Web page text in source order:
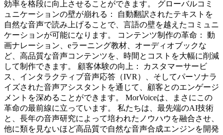
効率を格段に向上させることができます。 グローバルコミ
ュニケーションの壁が崩れる： 自動翻訳されたテキストを
自然な音声で読み上げることで、言語の壁を越えたコミュニ
ケーションが可能になります。 コンテンツ制作の革命： 動
画ナレーション、eラーニング教材、オーディオブックな
ど、高品質な音声コンテンツを、時間とコストを大幅に削減
して制作できます。 顧客体験の向上： カスタマーサービ
ス、インタラクティブ音声応答（IVR）、そしてパーソナラ
イズされた音声アシスタントを通じて、顧客とのエンゲージ
メントを深めることができます。 MorVoiceは、まさにこの
革命の最前線に立っています。 私たちは、最先端のAI技術
と、長年の音声研究によって培われたノウハウを融合させ、
他に類を見ないほど高品質で自然な音声合成エンジンを開発